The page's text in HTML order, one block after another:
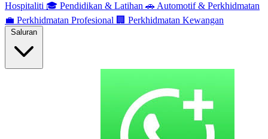
Hospitaliti 🎓 Pendidikan & Latihan 🚗 Automotif & Perkhidmatan
💼 Perkhidmatan Profesional 🏢 Perkhidmatan Kewangan